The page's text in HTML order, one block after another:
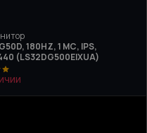
180HZ, 1 МС, IPS,
(LS32DG500EIXUA)